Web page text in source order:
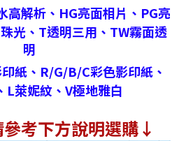
高解析、 HG亮面相片、 PG亮
光、 T透明三用、 TW霧面透
明
紙、 R/G/B/C彩色影印紙、
L萊妮紋、 V極地雅白
考下方說明選購↓